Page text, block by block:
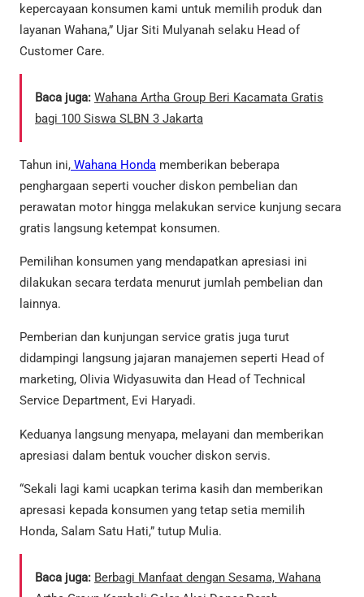
kepercayaan konsumen kami untuk memilih produk dan
layanan Wahana,” Ujar Siti Mulyanah selaku Head of
Customer Care.
Baca juga: Wahana Artha Group Beri Kacamata Gratis
bagi 100 Siswa SLBN 3 Jakarta
Tahun ini, Wahana Honda memberikan beberapa
penghargaan seperti voucher diskon pembelian dan
perawatan motor hingga melakukan service kunjung secara
gratis langsung ketempat konsumen.
Pemilihan konsumen yang mendapatkan apresiasi ini
dilakukan secara terdata menurut jumlah pembelian dan
lainnya.
Pemberian dan kunjungan service gratis juga turut
didampingi langsung jajaran manajemen seperti Head of
marketing, Olivia Widyasuwita dan Head of Technical
Service Department, Evi Haryadi.
Keduanya langsung menyapa, melayani dan memberikan
apresiasi dalam bentuk voucher diskon servis.
“Sekali lagi kami ucapkan terima kasih dan memberikan
apresasi kepada konsumen yang tetap setia memilih
Honda, Salam Satu Hati,” tutup Mulia.
Baca juga: Berbagi Manfaat dengan Sesama, Wahana